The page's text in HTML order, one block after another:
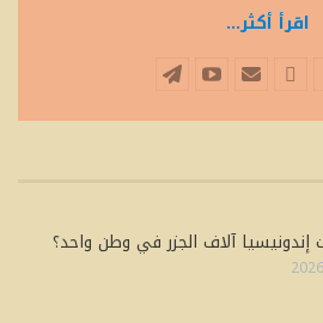
اقرأ أكثر...
آلاف الجزر في وطن واحد؟